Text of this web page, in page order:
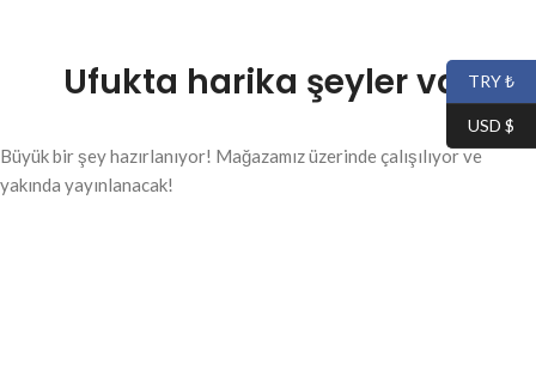
Ufukta harika şeyler var
Büyük bir şey hazırlanıyor! Mağazamız üzerinde çalışılıyor ve
yakında yayınlanacak!
TRY ₺
USD $